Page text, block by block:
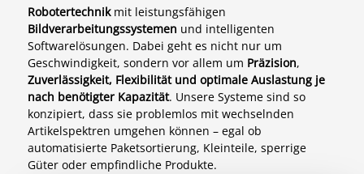
Robotertechnikmit leistungsfähigen
Bildverarbeitungssystemen und intelligenten
Softwarelösungen. Dabei geht es nicht nur um
Geschwindigkeit, sondern vor allem um Präzision,
Zuverlässigkeit, Flexibilität und optimale Auslastung je
nach benötigter Kapazität. Unsere Systeme sind so
konzipiert, dass sie problemlos mit wechselnden
Artikelspektren umgehen können – egal ob
automatisierte Paketsortierung, Kleinteile, sperrige
Güter oder empfindliche Produkte.